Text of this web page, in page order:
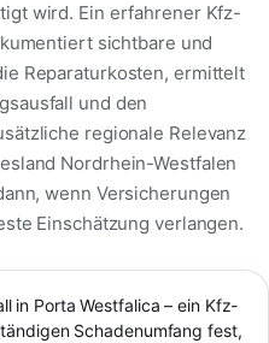
wird. Ein erfahrener Kfz-
sichtbare und
Reparaturkosten, ermittelt
und den
regionale Relevanz
Nordrhein-Westfalen
wenn Versicherungen
Einschätzung verlangen.
in Porta Westfalica – ein Kfz-
Schadenumfang fest,